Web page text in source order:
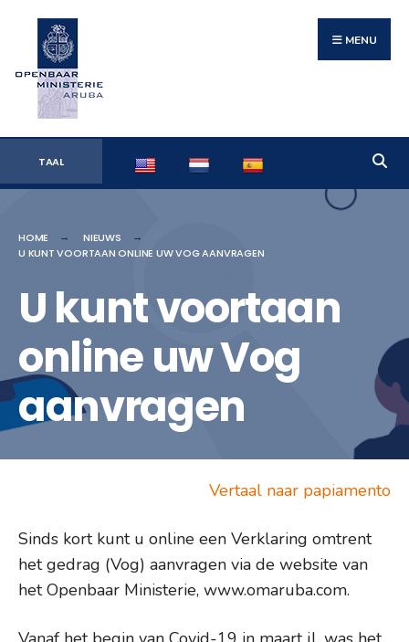
Skip
content
MENU
TAAL
HOME
NIEUWS
U KUNT VOORTAAN ONLINE UW VOG AANVRAGEN
U kunt voortaan
online uw Vog
aanvragen
Vertaal naar papiamento
Sinds kort kunt u online een Verklaring omtrent
het gedrag (Vog) aanvragen via de website van
het Openbaar Ministerie, www.omaruba.com.
for: